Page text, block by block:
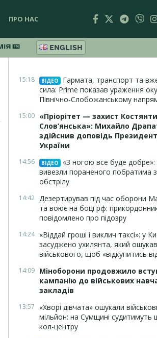
ПРО НАС
ENGLISH
15:18 ВІДЕО
Гармата, транспорт та
сила: Prime показав ураження
Північно-Слобожанському
15:00 «Пріорітет — захист
Слов’янська»: Михайло
здійснив доповідь
України
14:56 ВІДЕО
«З ногою все буде добре»:
вивезли пораненого побратима
обстрілу
14:42 Дезертирував під час оборони
та воює на боці рф:
повідомлено про підозру
14:24 «Віддай гроші і виклич таксі»: у
засуджено ухилянта, який
військового, щоб «відкупитись
14:09 Міноборони продовжило
кампанію до військових
закладів
13:57
«Хворі дівчата» ошукали
мільйон: на Сумщині судитимуть
кол-центру